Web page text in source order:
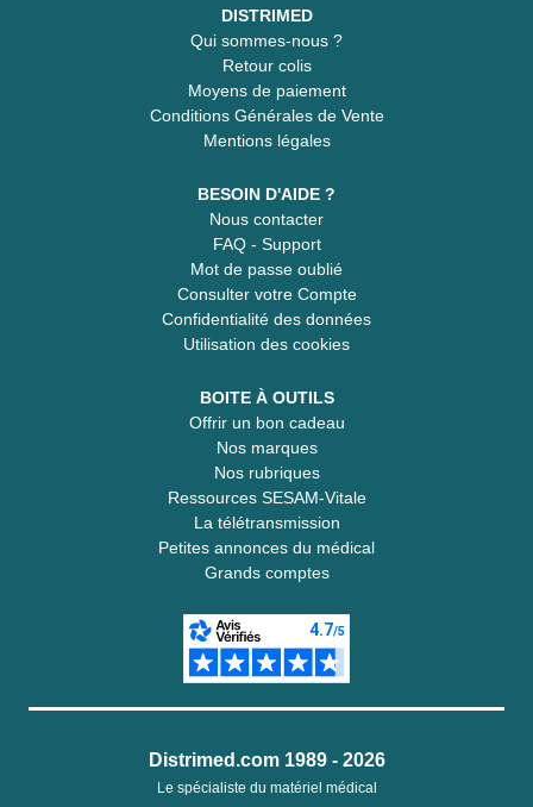
DISTRIMED
Qui sommes-nous ?
Retour colis
Moyens de paiement
Conditions Générales de Vente
Mentions légales
BESOIN D'AIDE ?
Nous contacter
FAQ - Support
Mot de passe oublié
Consulter votre Compte
Confidentialité des données
Utilisation des cookies
BOITE À OUTILS
Offrir un bon cadeau
Nos marques
Nos rubriques
Ressources SESAM-Vitale
La télétransmission
Petites annonces du médical
Grands comptes
Distrimed.com 1989 - 2026
Le spécialiste du matériel médical